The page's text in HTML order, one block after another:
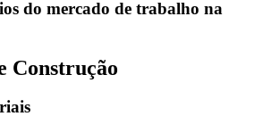
do mercado de trabalho na
Construção